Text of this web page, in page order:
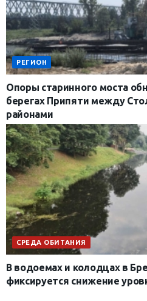
РЕГИОН
Опоры старинного моста
берегах Припяти между
районами
СРЕДА ОБИТАНИЯ
В водоемах и колодцах в
фиксируется снижение